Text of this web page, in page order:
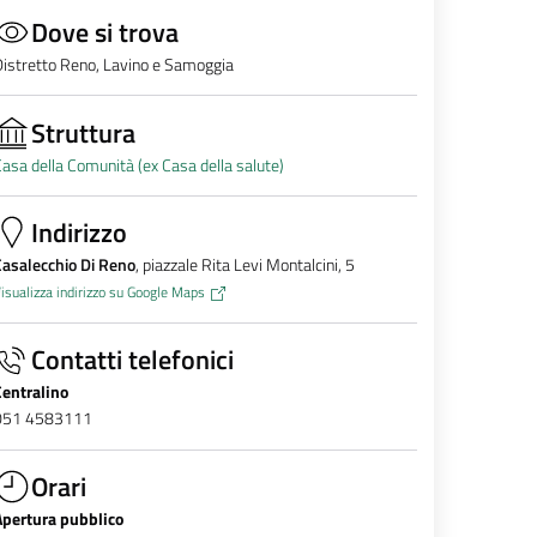
Dove si trova
Reno, Lavino e Samoggia
Struttura
della Comunità (ex Casa della salute)
Indirizzo
Di Reno, piazzale Rita Levi Montalcini, 5
indirizzo su Google Maps
Contatti telefonici
4583111
Orari
pubblico